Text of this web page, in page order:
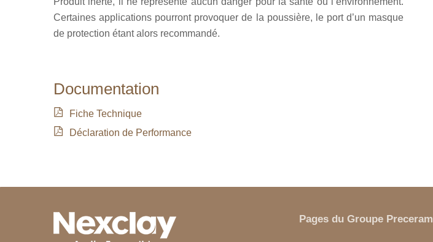
Certaines applications pourront provoquer de la poussière, le port d’un masque
de protection étant alors recommandé.
Documentation
Fiche Technique
Déclaration de Performance
Pages du Groupe Preceram